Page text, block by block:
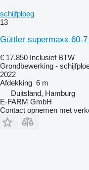
schijfploeg
13
Güttler supermaxx 60-
€ 17.850 Inclusief BTW
Grondbewerking -
2022
Afdekking 6 m
Duitsland, Hamburg
E-FARM GmbH
Contact opnemen met